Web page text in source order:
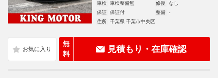
車検
車検整備無 修復
なし
保証
保証付 整備
-
住所
千葉県 千葉市中央区
無
料
見積もり・在庫確認